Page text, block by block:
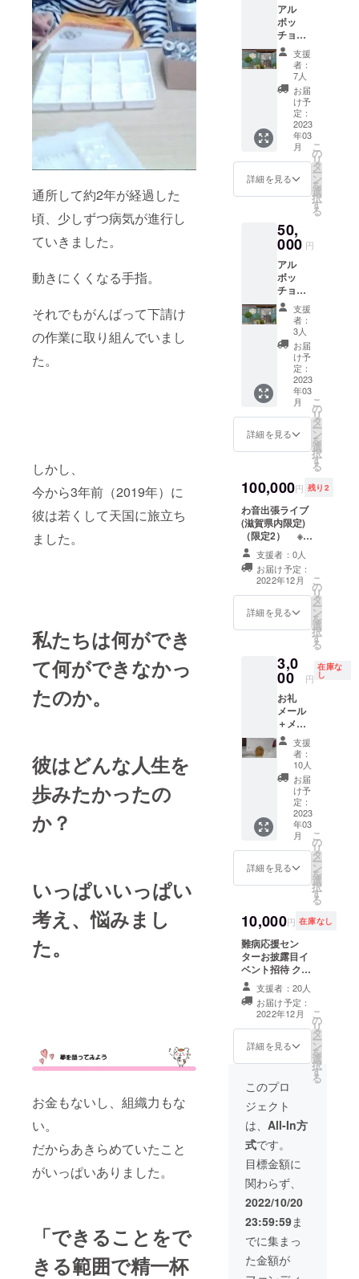
通所して約2年が経過した
頃、少しずつ病気が進行し
ていきました。
動きにくくなる手指。
それでもがんばって下請け
の作業に取り組んでいまし
た。
しかし、
今から3年前（2019年）に
彼は若くして天国に旅立ち
ました。
私たちは何ができ
て何ができなかっ
たのか。
彼はどんな人生を
歩みたかったの
か？
いっぱいいっぱい
考え、悩みまし
た。
お金もないし、組織力もな
い。
だからあきらめていたこと
がいっぱいありました。
「できることをで
きる範囲で精一杯
人喜里ホーム
ページに個人名
もしくは団体名
を「追加枠」に
掲載させていた
だきます。 ①
掲載期間 2024
年12月末 ②掲載
方法（文字の
み） ※緊急追加
特典のポスト
カードはつきま
アル
ボッ
チョラ
ンチ＋
ドリン
ク1杯無
料券＋
お土産
付き
（２名
様分）
※有効期
限は発
行日よ
り1年間
※追加
ダーさ
れる場
合は実
費とな
りま
す。 Ｎ
ＰＯ法
人喜里
ホーム
ページ
に個人
名もし
くは団
体名を
掲載さ
せてい
ただき
合は備
考欄に
て個人
名もし
くは団
体名を
お知ら
せくだ
さい。
①掲載
期間
方法
（文字
アル
ボッ
チョ
滋賀県
東近江
市山上
町3647
－4 Ｈ
Ｐ
https://
alluboc
cio.wix
m/allu-
boccio
支援
者：
7人
お届
け予
定：
2023
年03
月
詳細を見る
こ
の
リ
タ
ー
ン
を
選
択
す
る
50,
000 円
アル
ボッ
チョラ
ンチ＋
ドリン
ク1杯無
料券＋
お土産
付き（4
名様
分） ※
有効期
限は発
行日よ
り1年間
※追加
ダーさ
れる場
合は実
費にな
りま
ＰＯ法
人喜里
ホーム
ページ
に個人
掲載さ
せてい
ただき
ます。
掲載希
望の場
合は備
考欄に
て個人
名もし
くは団
体名を
お知ら
せくだ
さい。
ＮＰＯ
法人喜
人名も
団体名
を掲載
させて
いただ
きま
す。 ①
掲載期
2024年
12月末
方法
のみ）
アル
チョ
滋賀県
東近江
市山上
町3647
－4 Ｈ
Ｐ
https://
alluboc
cio.wix
支援
者：
3人
お届
け予
定：
2023
年03
月
詳細を見る
こ
の
リ
タ
ー
ン
を
選
択
す
る
100,000円 残り2
わ音出張ライブ
(滋賀県内限定)
（限定2） ※
ホームパー
ティ・カフェラ
イブ・介護施
設・自治会イベ
ント等会場は主
催者様でご準備
す。本プロジェ
クト終了後に日
いただきます。
ＮＰＯ法人喜里
ホームページに
個人名もしくは
団体名を掲載さ
せていただきま
す。 ①掲載期
間 2024年12月
末 ②掲載方法
（文字のみ） 決
済後に打ち合わ
せをさせていた
２２年１２月末
までには連絡を
https://waon201
2waon.wixsite.c
om/waon わ音
YouTube
https://www.you
tube.com/chann
el/UCzL5-
RsW5wnP02Qz
smTNFSQ/vide
里ホームページ
に個人名もしく
させていただき
ます。
支援者：0人
お届け予定：
2022年12月
詳細を見る
こ
の
リ
タ
ー
ン
を
選
択
す
る
3,0
00 円
在庫な
し
お礼
メール
＋メモ
クリッ
プ(縦30
ミリ×横
20ミ
リ) ※
メモク
リップ
の絵柄
はラン
ダムに
お届け
しま
す。
支援
者：
10人
お届
け予
定：
2023
年03
月
詳細を見る
こ
の
リ
タ
ー
ン
を
選
択
す
る
10,000円 在庫なし
難病応援セン
ターお披露目イ
ベント招待 クラ
ウドファンディ
ング支援者限定
イベント セン
ター内案内＋わ
音ライブ 開催予
定日未定（2022
年12月～2023年
1月頃） 日程は
後日連絡をしま
す。 ＮＰＯ法人
喜里ホームペー
ジに個人名もし
くは団体名を掲
載させていただ
きます。 掲載希
望の場合は備考
欄にて個人名も
しくは団体名を
い。 ①掲載期
間 2024年12月
末 ②掲載方法
（文字のみ）
支援者：20人
お届け予定：
2022年12月
詳細を見る
こ
の
リ
タ
ー
ン
を
選
択
す
る
このプロ
ジェクト
は、 All-In方
式です。
目標金額に
関わらず、
2022/10/20
23:59:59ま
でに集まっ
た金額が